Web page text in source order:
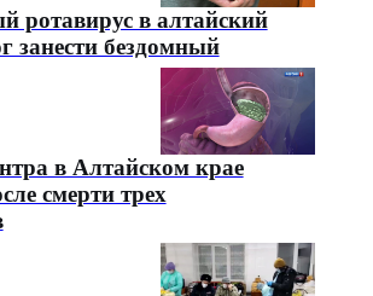
ротавирус в алтайский
занести бездомный
в Алтайском крае
смерти трех